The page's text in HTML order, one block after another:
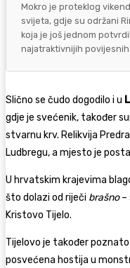
Mokro je proteklog
svijeta, gdje su održani
koja je još jednom
najatraktivnijih
Slično se čudo dogodilo i u
gdje je svećenik, također
stvarnu krv. Relikvija
Ludbregu, a mjesto je
U hrvatskim krajevima
što dolazi od riječi brašno–
Kristovo Tijelo.
Tijelovo je također poznato
posvećena hostija u